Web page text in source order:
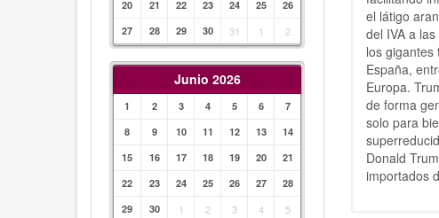
20
21 22 23 24 25
26
27
28 29 30 31 1 2
Junio 2026
1 2 3 4 5 6
7
8
9 10 11 12 13
14
15
16 17 18 19 20
21
22
23 24 25 26 27
28
29
30 1 2 3 4 5
el látigo
del IVA a
los gigantes
España,
Europa.
de forma
solo para
Donald
importados